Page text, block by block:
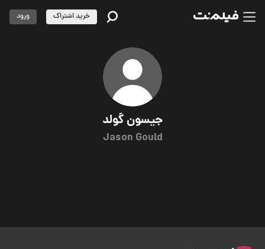
جیسون گولد
Jason Gould
خرید اشتراک ورود